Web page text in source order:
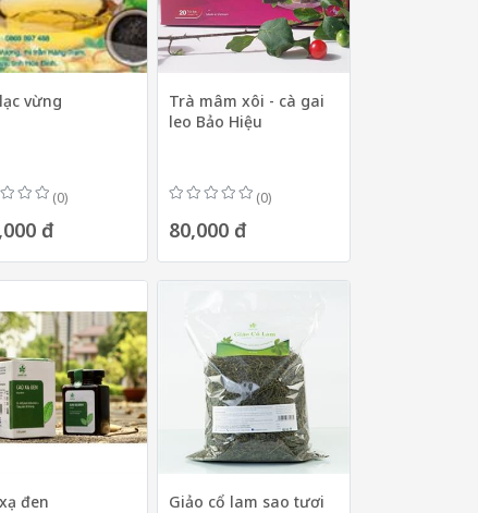
vừng
(0)
đ
Trà mâm xôi - cà gai
leo Bảo Hiệu
(0)
80,000 đ
đen Giảo cổ lam sao tươi